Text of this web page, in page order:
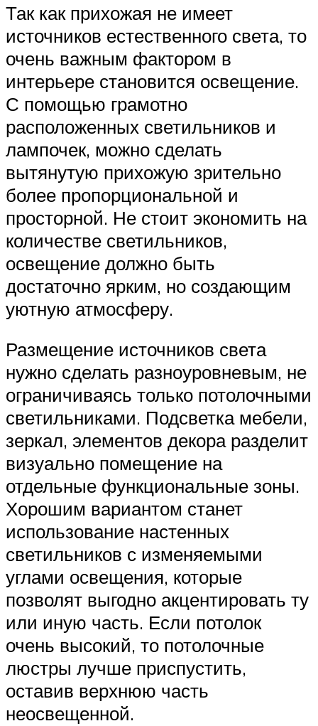
Так как прихожая не имеет
источников естественного света, то
очень важным фактором в
интерьере становится освещение.
С помощью грамотно
расположенных светильников и
лампочек, можно сделать
вытянутую прихожую зрительно
более пропорциональной и
просторной. Не стоит экономить на
количестве светильников,
освещение должно быть
достаточно ярким, но создающим
уютную атмосферу.
Размещение источников света
нужно сделать разноуровневым, не
ограничиваясь только потолочными
светильниками. Подсветка мебели,
зеркал, элементов декора разделит
визуально помещение на
отдельные функциональные зоны.
Хорошим вариантом станет
использование настенных
светильников с изменяемыми
углами освещения, которые
позволят выгодно акцентировать ту
или иную часть. Если потолок
очень высокий, то потолочные
люстры лучше приспустить,
оставив верхнюю часть
неосвещенной.